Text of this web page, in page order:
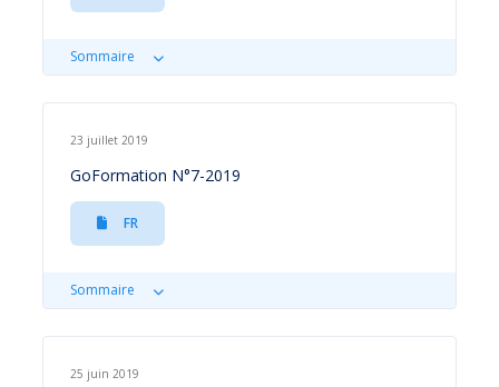
Sommaire
23 juillet 2019
GoFormation N°7-2019
FR
Sommaire
25 juin 2019